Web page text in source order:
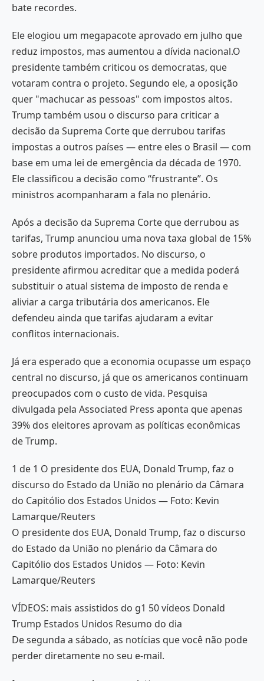
bate recordes.
Ele elogiou um megapacote aprovado em julho que
reduz impostos, mas aumentou a dívida nacional.O
presidente também criticou os democratas, que
votaram contra o projeto. Segundo ele, a oposição
quer "machucar as pessoas" com impostos altos.
Trump também usou o discurso para criticar a
decisão da Suprema Corte que derrubou tarifas
impostas a outros países — entre eles o Brasil — com
base em uma lei de emergência da década de 1970.
Ele classificou a decisão como “frustrante”. Os
ministros acompanharam a fala no plenário.
Após a decisão da Suprema Corte que derrubou as
tarifas, Trump anunciou uma nova taxa global de 15%
sobre produtos importados. No discurso, o
presidente afirmou acreditar que a medida poderá
substituir o atual sistema de imposto de renda e
aliviar a carga tributária dos americanos. Ele
defendeu ainda que tarifas ajudaram a evitar
conflitos internacionais.
Já era esperado que a economia ocupasse um espaço
central no discurso, já que os americanos continuam
preocupados com o custo de vida. Pesquisa
divulgada pela Associated Press aponta que apenas
39% dos eleitores aprovam as políticas econômicas
de Trump.
1 de 1 O presidente dos EUA, Donald Trump, faz o
discurso do Estado da União no plenário da Câmara
do Capitólio dos Estados Unidos — Foto: Kevin
Lamarque/Reuters
O presidente dos EUA, Donald Trump, faz o discurso
do Estado da União no plenário da Câmara do
Capitólio dos Estados Unidos — Foto: Kevin
Lamarque/Reuters
VÍDEOS: mais assistidos do g1 50 vídeos Donald
Trump Estados Unidos Resumo do dia
De segunda a sábado, as notícias que você não pode
perder diretamente no seu e-mail.